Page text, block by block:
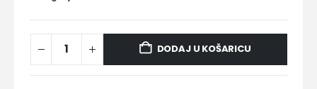
DODAJ U KOŠARICU